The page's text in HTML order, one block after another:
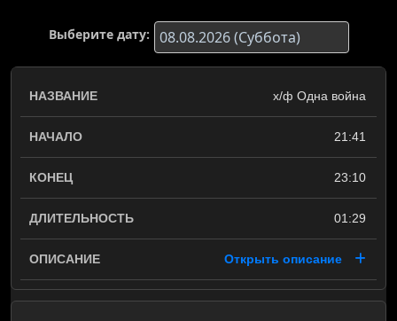
Выберите дату:
х/ф Одна война
21:41
23:10
01:29
Открыть описание